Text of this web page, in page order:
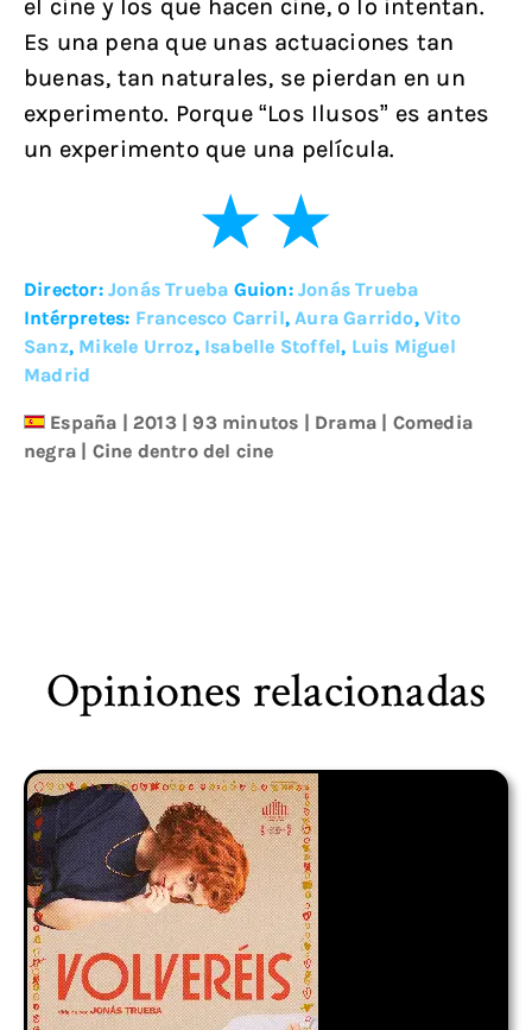
el cine y los que hacen cine, o lo intentan.
Es una pena que unas actuaciones tan
buenas, tan naturales, se pierdan en un
experimento. Porque “Los Ilusos” es antes
un experimento que una película.
Director: Jonás Trueba Guion:Jonás Trueba
Intérpretes: Francesco Carril,Aura Garrido,Vito
Sanz, Mikele Urroz, Isabelle Stoffel, Luis Miguel
Madrid
España |2013 | 93 minutos | Drama | Comedia
negra | Cine dentro del cine
Opiniones relacionadas